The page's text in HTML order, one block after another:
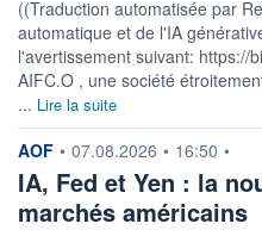
+
((Traduction automatisée par
automatique et de l'IA
l'avertissement suivant: https://
AIFC.O , une société
... Lire la suite
information fournie par
AOF • 07.08.2026 • 16:50 •
IA, Fed et Yen : la
marchés américains